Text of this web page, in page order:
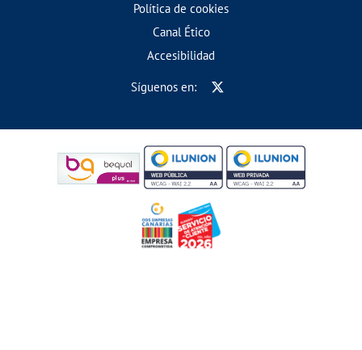
Política de cookies
Canal Ético
Accesibilidad
Síguenos en: